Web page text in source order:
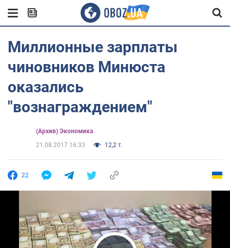
Миллионные зарплаты
чиновников Минюста
оказались
"вознаграждением"
(Архив) Экономика
21.08.2017 16:33
12,2 т.
22